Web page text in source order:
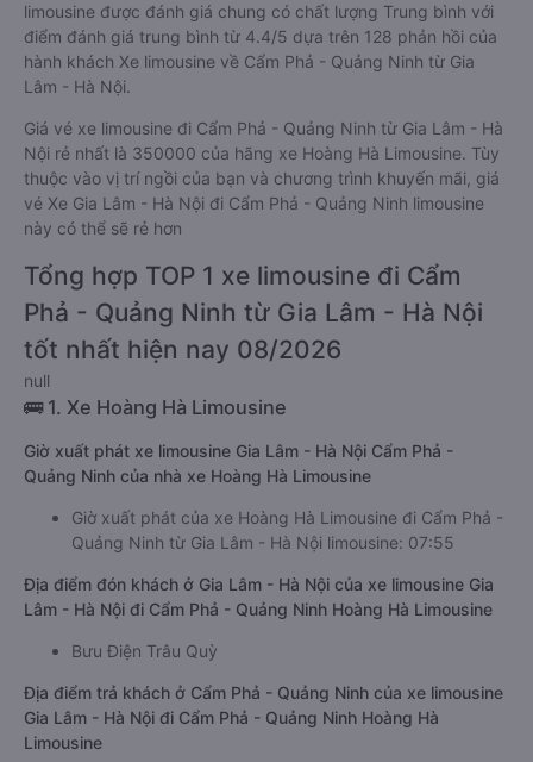
limousine được đánh giá chung có chất lượng Trung bình với
điểm đánh giá trung bình từ 4.4/5 dựa trên 128 phản hồi của
hành khách Xe limousine về Cẩm Phả - Quảng Ninh từ Gia
Lâm - Hà Nội.
Giá vé xe limousine đi Cẩm Phả - Quảng Ninh từ Gia Lâm - Hà
Nội rẻ nhất là 350000 của hãng xe Hoàng Hà Limousine. Tùy
thuộc vào vị trí ngồi của bạn và chương trình khuyến mãi, giá
vé Xe Gia Lâm - Hà Nội đi Cẩm Phả - Quảng Ninh limousine
này có thể sẽ rẻ hơn
Tổng hợp TOP 1 xe limousine đi Cẩm
Phả - Quảng Ninh từ Gia Lâm - Hà Nội
tốt nhất hiện nay 08/2026
null
🚌 1. Xe Hoàng Hà Limousine
Giờ xuất phát xe limousine Gia Lâm - Hà Nội Cẩm Phả -
Quảng Ninh của nhà xe Hoàng Hà Limousine
Giờ xuất phát của xe Hoàng Hà Limousine đi Cẩm Phả -
Quảng Ninh từ Gia Lâm - Hà Nội limousine: 07:55
Địa điểm đón khách ở Gia Lâm - Hà Nội của xe limousine Gia
Lâm - Hà Nội đi Cẩm Phả - Quảng Ninh Hoàng Hà Limousine
Bưu Điện Trâu Quỳ
Địa điểm trả khách ở Cẩm Phả - Quảng Ninh của xe limousine
Gia Lâm - Hà Nội đi Cẩm Phả - Quảng Ninh Hoàng Hà
Limousine